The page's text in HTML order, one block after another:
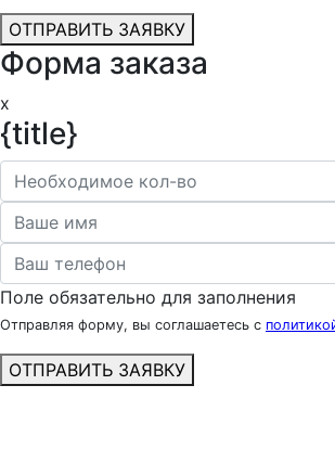
ОТПРАВИТЬ ЗАЯВКУ
Форма заказа
x
{title}
Поле обязательно для заполнения
Отправляя форму, вы соглашаетесь с
ОТПРАВИТЬ ЗАЯВКУ